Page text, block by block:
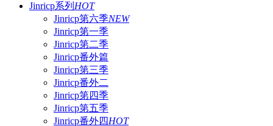
Jinricp系列 HOT
Jinricp第六季NEW
Jinricp第一季
Jinricp第二季
Jinricp番外篇
Jinricp第三季
Jinricp番外二
Jinricp第四季
Jinricp第五季
Jinricp番外四HOT